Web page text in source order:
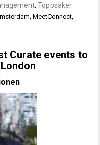
,Toppsaker
,MeetConnect
Curate events to